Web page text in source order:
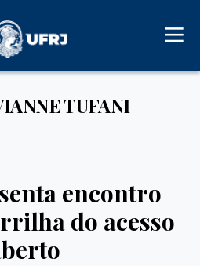
TUFANI
encontro
do acesso